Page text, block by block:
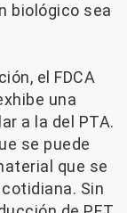
biológico sea
el FDCA
una
a la del PTA.
se puede
que se
Sin